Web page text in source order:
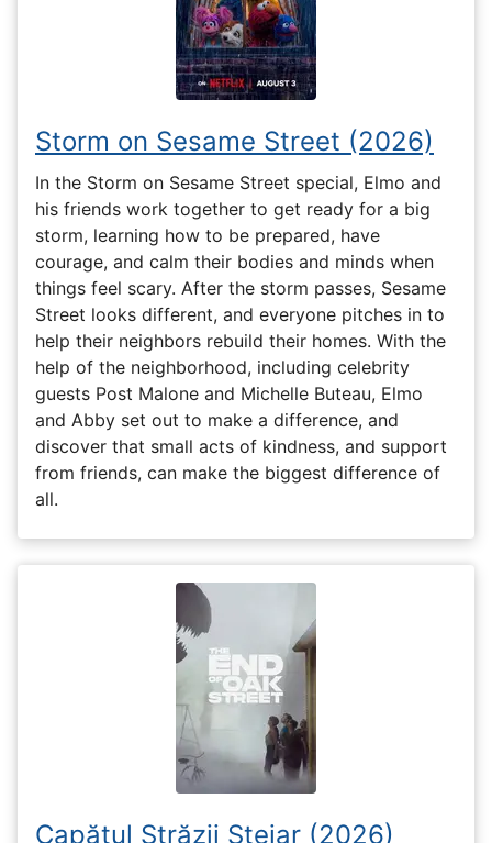
Storm on Sesame Street (2026)
In the Storm on Sesame Street special, Elmo and
his friends work together to get ready for a big
storm, learning how to be prepared, have
courage, and calm their bodies and minds when
things feel scary. After the storm passes, Sesame
Street looks different, and everyone pitches in to
help their neighbors rebuild their homes. With the
help of the neighborhood, including celebrity
guests Post Malone and Michelle Buteau, Elmo
and Abby set out to make a difference, and
discover that small acts of kindness, and support
from friends, can make the biggest difference of
all.
Capătul Străzii Stejar (2026)